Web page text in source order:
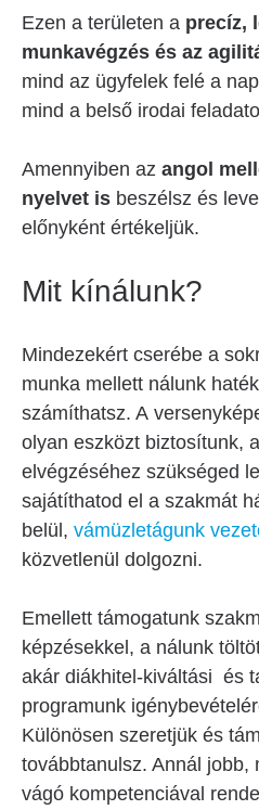
Ezen a területen a precíz,
munkavégzés és az
mind az ügyfelek felé a
mind a belső irodai
Amennyiben az angol
nyelvet is beszélsz és
előnyként értékeljük.
Mit kínálunk?
Mindezekért cserébe a
munka mellett nálunk
számíthatsz. A
olyan eszközt biztosítunk,
elvégzéséhez szükséged
sajátíthatod el a szakmát
belül, vámüzletágunk
közvetlenül dolgozni.
Emellett támogatunk
képzésekkel, a nálunk
akár diákhitel-kiváltási és
programunk
Különösen szeretjük és
továbbtanulsz. Annál jobb,
vágó kompetenciával